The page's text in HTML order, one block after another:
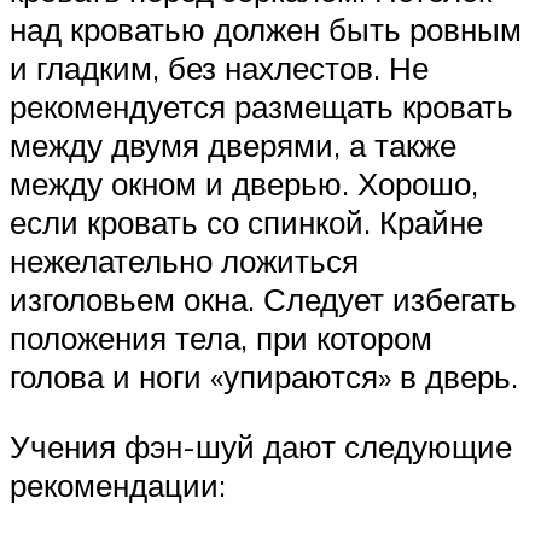
над кроватью должен быть ровным
и гладким, без нахлестов. Не
рекомендуется размещать кровать
между двумя дверями, а также
между окном и дверью. Хорошо,
если кровать со спинкой. Крайне
нежелательно ложиться
изголовьем окна. Следует избегать
положения тела, при котором
голова и ноги «упираются» в дверь.
Учения фэн-шуй дают следующие
рекомендации: